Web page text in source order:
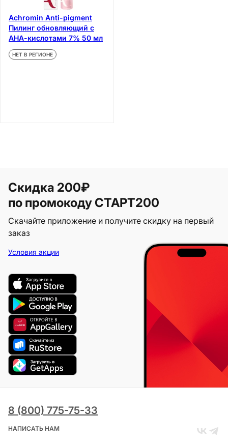
Achromin Anti-pigment
Пилинг обновляющий с
АНА-кислотами 7% 50 мл
НЕТ В РЕГИОНЕ
Скидка 200₽
по промокоду СТАРТ200
Скачайте приложение и получите скидку на первый
заказ
Условия акции
8 (800) 775-75-33
НАПИСАТЬ НАМ